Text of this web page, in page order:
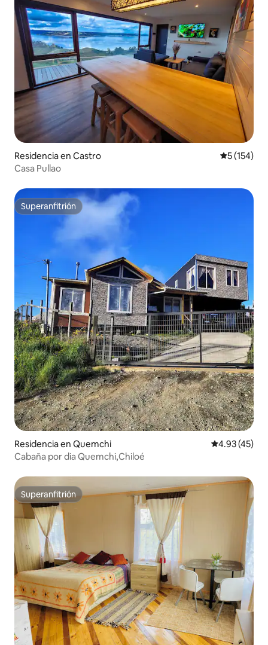
Residencia en Castro
5 (154)
Casa Pullao
Superanfitrión
Superanfitrión
Residencia en Quemchi Calificación
4.93 (45)
Cabaña por dia Quemchi,Chiloé
Superanfitrión
Superanfitrión